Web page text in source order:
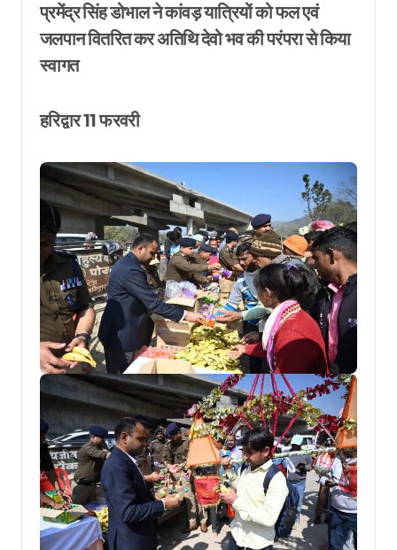
प्रमेंद्र सिंह डोभाल ने कांवड़ यात्रियों को फल एवं
जलपान वितरित कर अतिथि देवो भव की परंपरा से किया
स्वागत
हरिद्वार 11 फरवरी